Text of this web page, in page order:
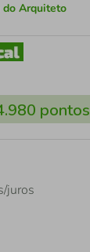
do Arquiteto
pontos
juros